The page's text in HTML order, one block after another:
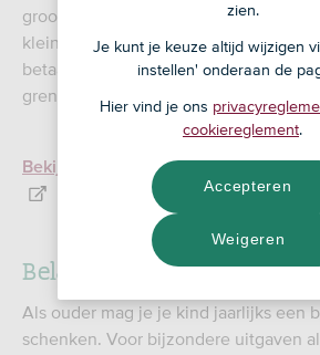
grootouder meer dan de vrijstelling?
kleinkind aangifte doen voor de
betaalt je kind of kleinkind over het
grens uitkomt schenkbelasting.
Bekijk de tarieven op de website
Belastingvrij schenken aan
Als ouder mag je je kind jaarlijks een
schenken. Voor bijzondere uitgaven
zien.
Je kunt je keuze altijd wijzigen
instellen' onderaan de
Hier vind je ons
cookiereglement.
Weigeren
Accepteren